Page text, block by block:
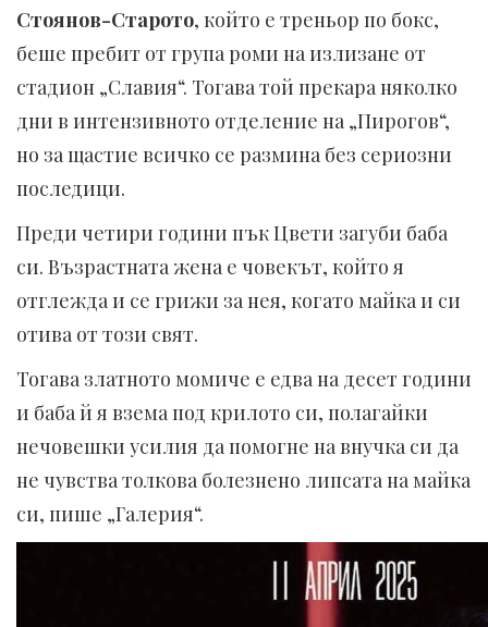
Стоянов-Старото, който е треньор по бокс,
беше пребит от група роми на излизане от
стадион „Славия“. Тогава той прекара няколко
дни в интензивното отделение на „Пирогов“,
но за щастие всичко се размина без сериозни
последици.
Преди четири години пък Цвети загуби баба
си. Възрастната жена е човекът, който я
отглежда и се грижи за нея, когато майка и си
отива от този свят.
Тогава златното момиче е едва на десет години
и баба й я взема под крилото си, полагайки
нечовешки усилия да помогне на внучка си да
не чувства толкова болезнено липсата на майка
си, пише „Галерия“.